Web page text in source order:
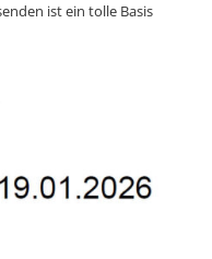
ist ein tolle Basis